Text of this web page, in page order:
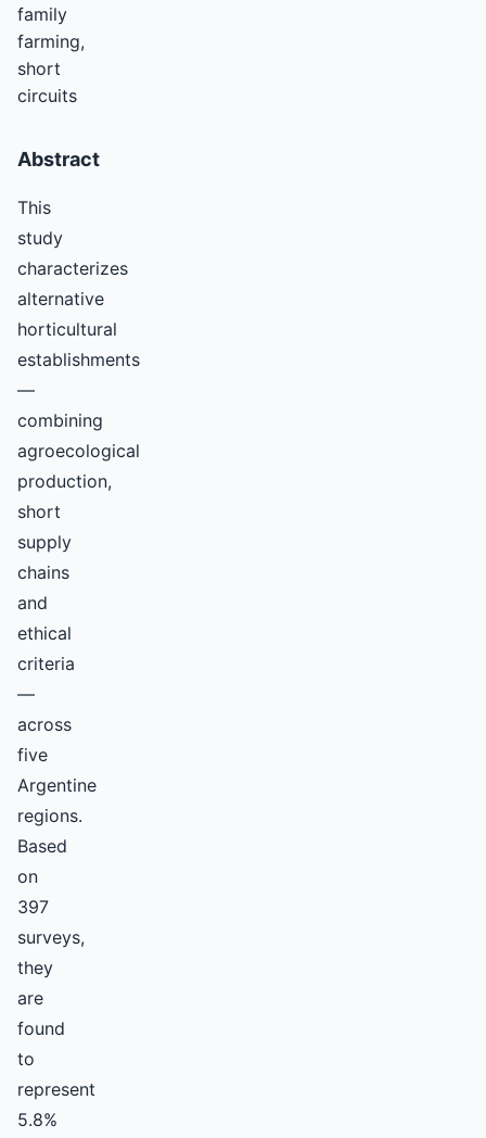
family
farming,
short
circuits
Abstract
This
study
characterizes
alternative
horticultural
establishments
—
combining
agroecological
production,
short
supply
chains
and
ethical
criteria
—
across
five
Argentine
regions.
Based
on
397
surveys,
they
are
found
to
represent
5.8%